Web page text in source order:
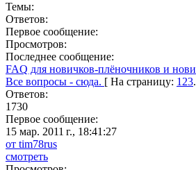
Темы:
Ответов:
Первое сообщение:
Просмотров:
Последнее сообщение:
FAQ для новичков-плёночников и
Все вопросы - сюда. [ На страницу: 1 23
Ответов:
1730
Первое сообщение:
15 мар. 2011 г., 18:41:27
от tim78rus
смотреть